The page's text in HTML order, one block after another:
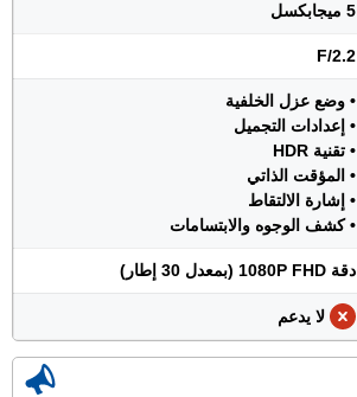
5 ميجابكسل
F/2.2
• وضع عزل الخلفية
• إعدادات التجميل
• تقنية HDR
• المؤقت الذاتي
• إشارة الالتقاط
• كشف الوجوه والابتسامات
دقة 1080P FHD (بمعدل 30 إطار)
لا يدعم